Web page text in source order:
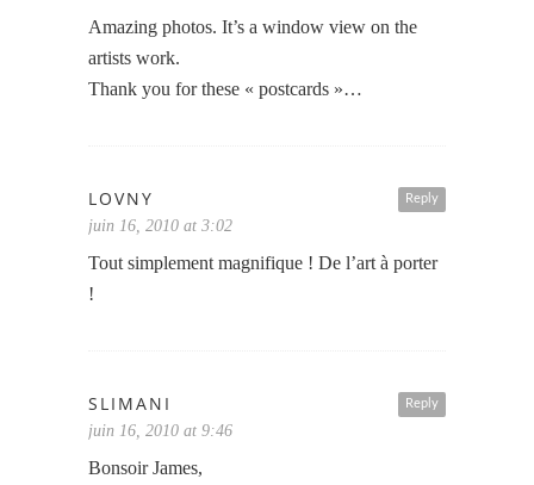
Amazing photos. It’s a window view on the
artists work.
Thank you for these « postcards »…
Reply
LOVNY
juin 16, 2010 at 3:02
Tout simplement magnifique ! De l’art à porter
!
Reply
SLIMANI
juin 16, 2010 at 9:46
Bonsoir James,